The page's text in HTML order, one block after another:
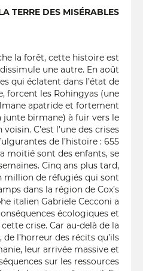
TERRE DES MISÉRABLES
la forêt, cette histoire est
une autre. En août
qui éclatent dans l’état de
forcent les Rohingyas (une
apatride et fortement
junte birmane) à fuir vers le
C’est l’une des crises
de l’histoire : 655
moitié sont des enfants, se
Cinq ans plus tard,
million de réfugiés qui sont
dans la région de Cox’s
italien Gabriele Cecconi a
écologiques et
crise. Car au-delà de la
l’horreur des récits qu’ils
leur arrivée massive et
sur les ressources